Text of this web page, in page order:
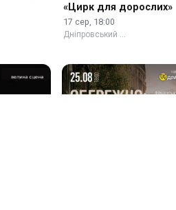
«Цирк для дорослих»
17 сер, 18:00
Дніпровський …